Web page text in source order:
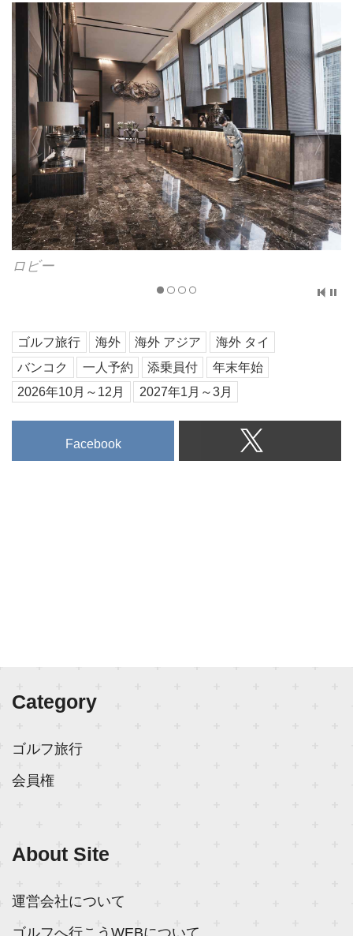
ロビー
ゴルフ旅行 海外 海外 アジア
海外 タイ
バンコク
一人予約 添乗員付
年末年始
2026年10月～12月
2027年1月～3月
Facebook
Category
ゴルフ旅行
会員権
About Site
運営会社について